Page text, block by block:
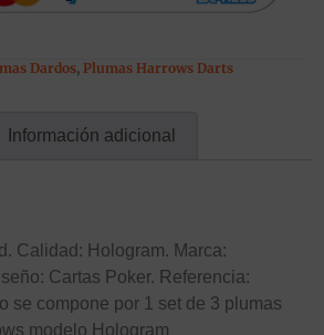
Dardos, Plumas Harrows Darts
Información adicional
Calidad: Hologram. Marca:
Cartas Poker. Referencia:
se compone por 1 set de 3 plumas
modelo Hologram